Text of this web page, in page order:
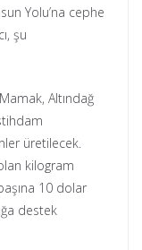
Yolu’na cephe
şu
Altındağ
üretilecek.
kilogram
10 dolar
destek